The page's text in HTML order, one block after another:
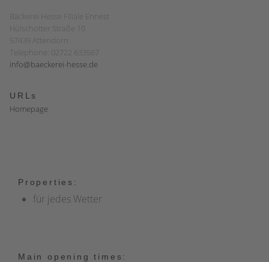
Bäckerei Hesse Filiale Ennest
Hülschotter Straße 10
57439 Attendorn
Telephone: 02722 633567
info@baeckerei-hesse.de
URLs
Homepage
Properties:
für jedes Wetter
Main opening times: